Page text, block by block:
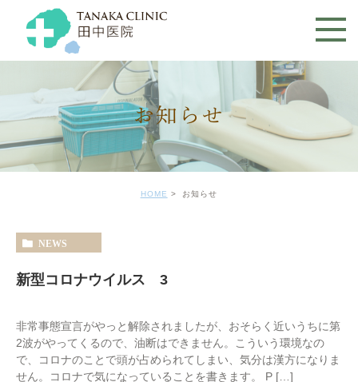
お知らせ
HOME お知らせ
NEWS
新型コロナウイルス 3
非常事態宣言がやっと解除されましたが、おそらく近いうちに第
2波がやってくるので、油断はできません。こういう環境なの
で、コロナのことで頭が占められてしまい、気分は漢方になりま
せん。コロナで気になっていることを書きます。 P […]